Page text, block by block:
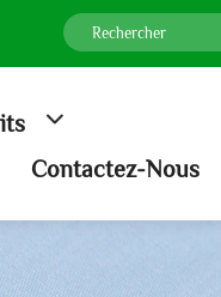
Contactez-Nous